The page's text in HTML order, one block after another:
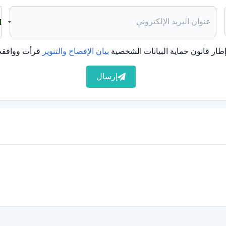
ويشمل ذلك التاريخ المرضي للمريض وتقييم الأعراض،
يمكن أيضاً استخدام اختبارات مثل تخطيط الأذنين بالفيديو (VNG) وتخطيط الرأرأة الكهربائية (ENG). بناءً على دقة التشخيص،
تسمح للبلورات التلقائية بالسقوط في مكانها وتهدف إلى
في بعض الأحيان لاستبعاد الأسباب المحتملة الأخرى.
تهدف مناورة إيبلي إلى إعادة توجيه البلورات التي تسبب
بالاستقرار في موضعها الصحيح. يمكن أن تقلل تمارين
قانون حماية البيانات الشخصية بيان الإفصاح والتنوير قرأت
إرسال